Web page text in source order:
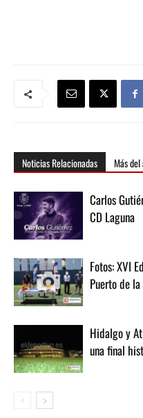
Noticias Relacionadas Más
Carlos
CD Laguna
Fotos: XVI
Puerto de
Hidalgo y
una final